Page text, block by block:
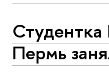
Пермь